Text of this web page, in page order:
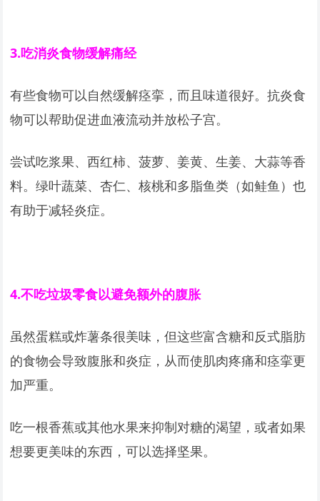
3.吃消炎食物缓解痛经
有些食物可以自然缓解痉挛，而且味道很好。抗炎食
物可以帮助促进血液流动并放松子宫。
尝试吃浆果、西红柿、菠萝、姜黄、生姜、大蒜等香
料。绿叶蔬菜、杏仁、核桃和多脂鱼类（如鲑鱼）也
有助于减轻炎症。
4.不吃垃圾零食以避免额外的腹胀
虽然蛋糕或炸薯条很美味，但这些富含糖和反式脂肪
的食物会导致腹胀和炎症，从而使肌肉疼痛和痉挛更
加严重。
吃一根香蕉或其他水果来抑制对糖的渴望，或者如果
想要更美味的东西，可以选择坚果。